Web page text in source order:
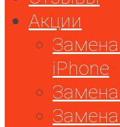
Акции
Замена
iPhone